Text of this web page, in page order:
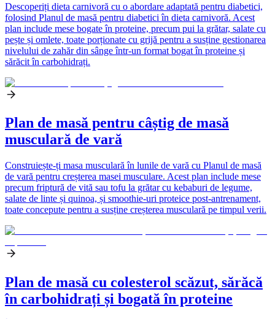
Descoperiți dieta carnivoră cu o abordare adaptată pentru diabetici,
folosind Planul de masă pentru diabetici în dieta carnivoră. Acest
plan include mese bogate în proteine, precum pui la grătar, salate cu
pește și omlete, toate porționate cu grijă pentru a susține gestionarea
nivelului de zahăr din sânge într-un format bogat în proteine și
sărăcit în carbohidrați.
Plan de masă pentru câștig de masă
musculară de vară
Construiește-ți masa musculară în lunile de vară cu Planul de masă
de vară pentru creșterea masei musculare. Acest plan include mese
precum friptură de vită sau tofu la grătar cu kebaburi de legume,
salate de linte și quinoa, și smoothie-uri proteice post-antrenament,
toate concepute pentru a susține creșterea musculară pe timpul verii.
Plan de masă cu colesterol scăzut, sărăcă
în carbohidrați și bogată în proteine